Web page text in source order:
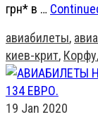
грн* в …
авиабилеты,
киев-крит, Корфу,
19 Jan 2020